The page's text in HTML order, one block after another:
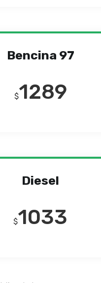
Bencina 97
$1289
Diesel
$1033